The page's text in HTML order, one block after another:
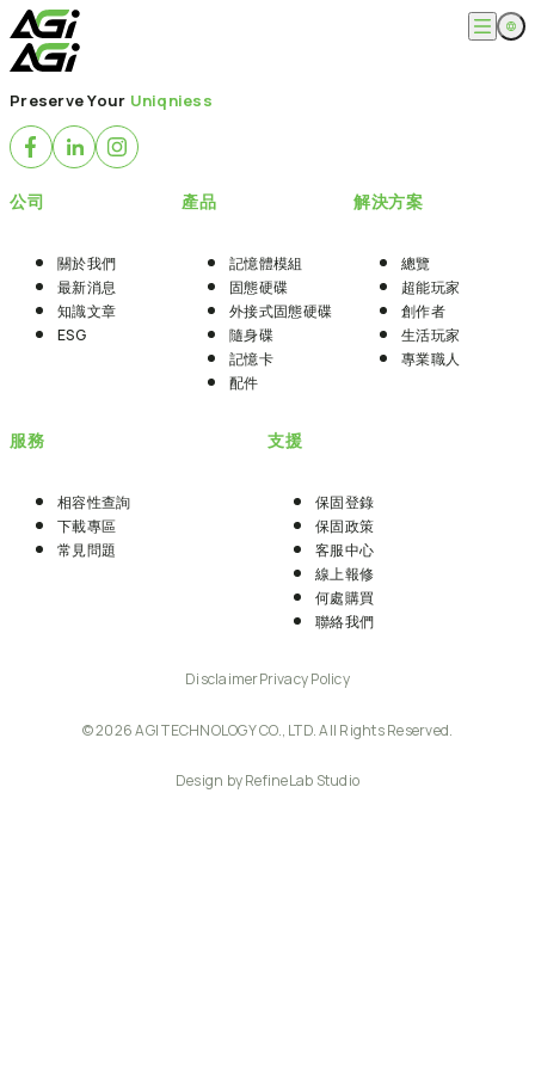
跳
至
主
要
容
English
繁體中文
關於我們
最新消息
產品
隨身碟
記憶卡
配件
創作者
生活玩家
專業職人
相容性查詢
下載專區
常見問題
支援
售後服務
Preserve Your Uniqniess
公司
關於我們
最新消息
知識文章
ESG
產品
記憶體模組
固態硬碟
外接式固態硬碟
隨身碟
記憶卡
配件
解決方案
總覽
超能玩家
創作者
生活玩家
專業職人
服務
相容性查詢
下載專區
常見問題
支援
保固登錄
保固政策
客服中心
線上報修
何處購買
聯絡我們
DisclaimerPrivacy Policy
© 2026 AGI TECHNOLOGY CO., LTD. All Rights Reserved.
Design by RefineLab Studio